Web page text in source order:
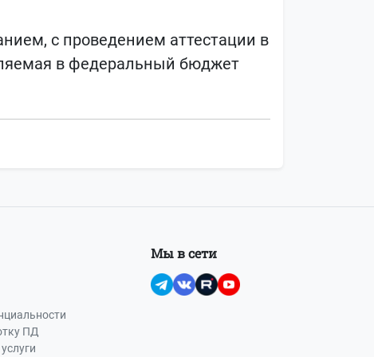
с проведением аттестации в
в федеральный бюджет
ПД
Мы в сети